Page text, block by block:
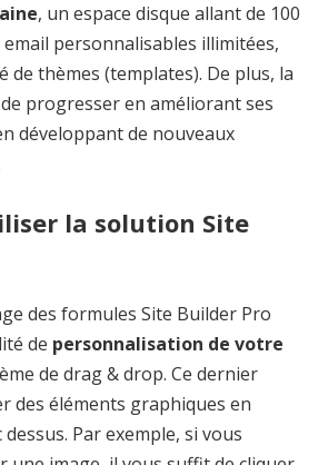
, un espace disque allant de 100
email personnalisables illimitées,
de thèmes (templates). De plus, la
progresser en améliorant ses
développant de nouveaux
la solution Site
des formules Site Builder Pro
de personnalisation de votre
de drag & drop. Ce dernier
des éléments graphiques en
Par exemple, si vous